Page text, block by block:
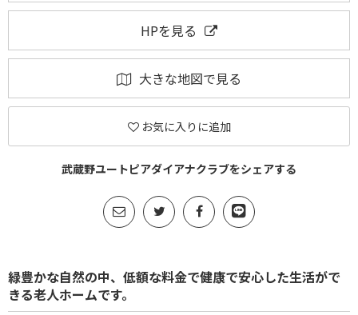
HPを見る
大きな地図で見る
お気に入りに追加
武蔵野ユートピアダイアナクラブをシェアする
緑豊かな自然の中、低額な料金で健康で安心した生活がで
きる老人ホームです。